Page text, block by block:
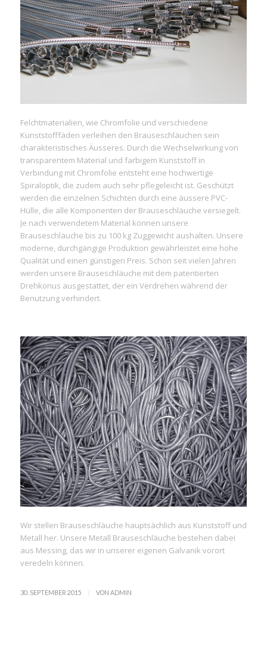
Felchtmaterialien, wie Chromfolie und verschiedene
Kunststofffäden verleihen den Brauseschläuchen sein
charakteristisches Äusseres. Durch die Wechselwirkung von
transparentem Material und farbigem Kunststoff in
Verbindung mit Chromfolie entsteht eine hochwertige
Spiraloptik, die zudem auch sehr pflegeleicht ist. Geschützt
werden die einzelnen Schichten durch eine äussere PVC-
Hülle, die alle Komponenten der Brauseschläuche versiegelt.
Je nach verwendetem Material können unsere
Brauseschläuche bis zu 100 kg Zuggewicht aushalten. Unsere
moderne, durchgängige Produktion gewährleistet eine hohe
Qualität und einen günstigen Preis. Schon seit vielen Jahren
werden unsere Brauseschläuche mit dem patentierten
Drehkonus ausgestattet, der ein Verdrehen während der
Benutzung verhindert.
Wir stellen Brauseschläuche hauptsächlich aus Kunststoff und
Metall her. Unsere Metall Brauseschläuche bestehen dabei
aus Messing, das wir in unserer eigenen Galvanik vorort
veredeln können.
30. SEPTEMBER 2015 / VON ADMIN